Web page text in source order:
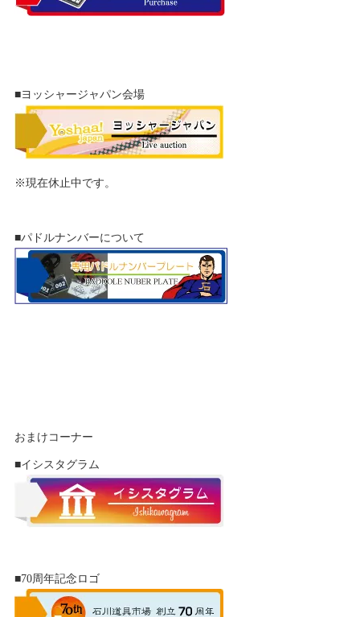
■ヨッシャージャパン会場
※現在休止中です。
■パドルナンバーについて
おまけコーナー
■イシスタグラム
■70周年記念ロゴ